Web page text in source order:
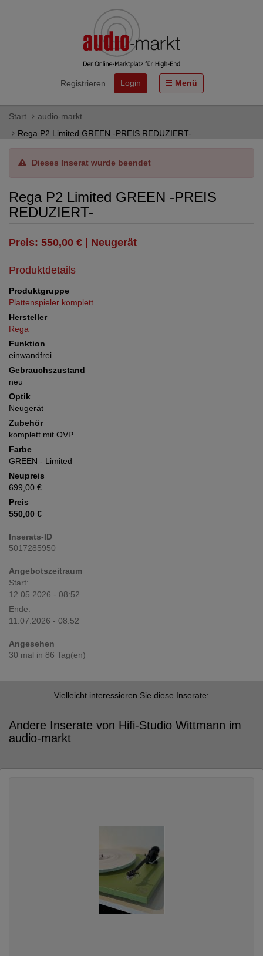
Registrieren Login Menü
Start
audio-markt
Rega P2 Limited GREEN -PREIS REDUZIERT-
Dieses Inserat wurde beendet
Rega P2 Limited GREEN -PREIS
REDUZIERT-
Preis: 550,00 € | Neugerät
Produktdetails
Produktgruppe
Plattenspieler komplett
Hersteller
Rega
Funktion
einwandfrei
Gebrauchszustand
neu
Optik
Neugerät
Zubehör
komplett mit OVP
Farbe
GREEN - Limited
Neupreis
699,00 €
Preis
550,00 €
Inserats-ID
5017285950
Angebotszeitraum
Start:
12.05.2026 - 08:52
Ende:
11.07.2026 - 08:52
Angesehen
30 mal in 86 Tag(en)
Vielleicht interessieren Sie diese Inserate:
Andere Inserate von Hifi-Studio Wittmann im
audio-markt